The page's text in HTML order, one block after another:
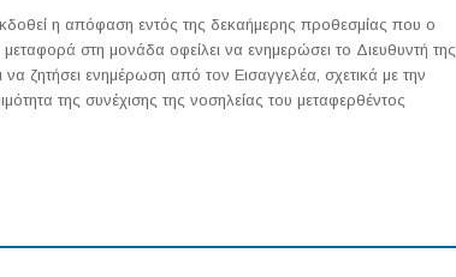
η απόφαση εντός της δεκαήμερης προθεσμίας που ο
στη μονάδα οφείλει να ενημερώσει το Διευθυντή της
να ζητήσει ενημέρωση από τον Εισαγγελέα, σχετικά με την
της συνέχισης της νοσηλείας του μεταφερθέντος